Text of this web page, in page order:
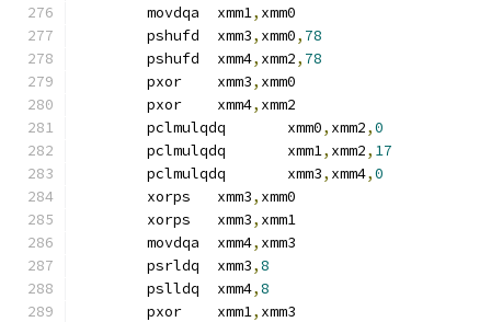
	movdqa	xmm1
, xmm0
	pshufd	xmm3
, xmm0, 78
	pshufd	xmm4
, xmm2, 78
	pxor	xmm3
, xmm0
	pxor	xmm4
, xmm2
	pclmulqdq	xmm0
, xmm2,0
	pclmulqdq	xmm1
, xmm2, 17
	pclmulqdq	xmm3
, xmm4,0
	xorps	xmm3
, xmm0
	xorps	xmm3
, xmm1
	movdqa	xmm4
, xmm3
	psrldq	xmm3
,8
	pslldq	xmm4
,8
	pxor	xmm1
, xmm3